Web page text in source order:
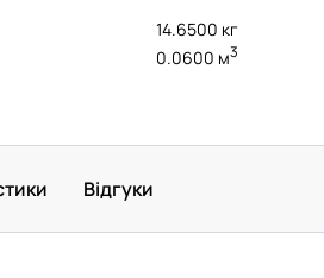
14.6500 кг
0.0600 м3
Відгуки